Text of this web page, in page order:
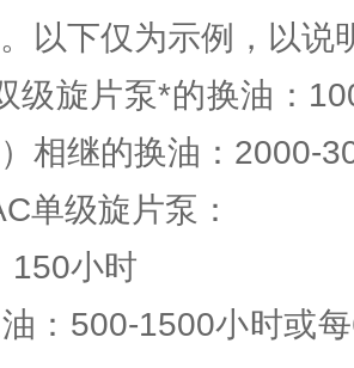
以下仅为示例，以说
级旋片泵*的换油：
相继的换油：2000-
单级旋片泵：
150小时
：500-1500小时或